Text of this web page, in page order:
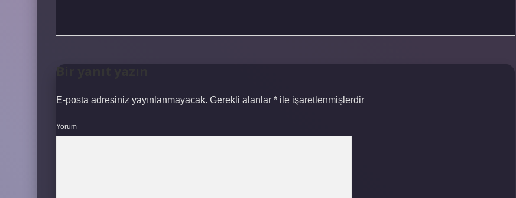
Bir yanıt yazın
E-posta adresiniz yayınlanmayacak. Gerekli alanlar * ile işaretlenmişlerdir
Yorum